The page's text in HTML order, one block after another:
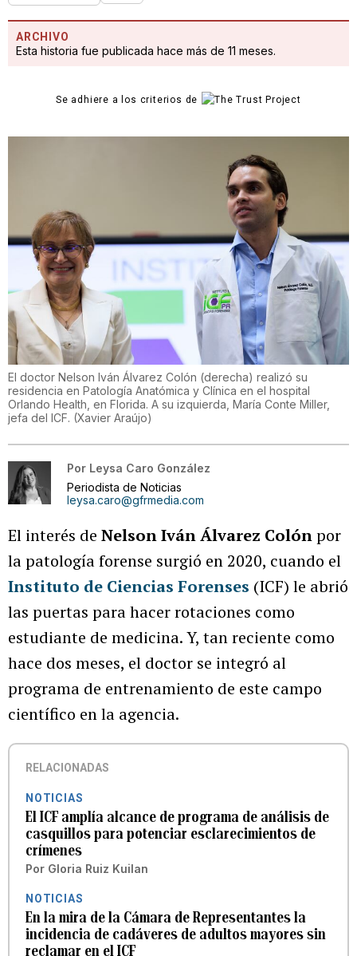
ARCHIVO
Esta historia fue publicada hace más de 11 meses.
Se adhiere a los criterios de
El doctor Nelson Iván Álvarez Colón (derecha) realizó su
residencia en Patología Anatómica y Clínica en el hospital
Orlando Health, en Florida. A su izquierda, María Conte Miller,
jefa del ICF. (Xavier Araújo)
Por Leysa Caro González
Periodista de Noticias
leysa.caro@gfrmedia.com
El interés de Nelson Iván Álvarez Colónpor
la patología forense surgió en 2020, cuando el
Instituto de Ciencias Forenses (ICF) le abrió
las puertas para hacer rotaciones como
estudiante de medicina. Y, tan reciente como
hace dos meses, el doctor se integró al
programa de entrenamiento de este campo
científico en la agencia.
RELACIONADAS
NOTICIAS
El ICF amplía alcance de programa de análisis de
casquillos para potenciar esclarecimientos de
crímenes
Por Gloria Ruiz Kuilan
NOTICIAS
En la mira de la Cámara de Representantes la
incidencia de cadáveres de adultos mayores sin
reclamar en el ICF